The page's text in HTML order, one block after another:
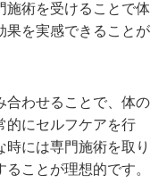
施術を受けることで体
果を実感できることが
合わせることで、体の
的にセルフケアを行
には専門施術を取り
ことが理想的です。